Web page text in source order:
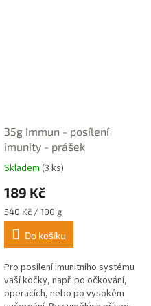
35g Immun - posílení
imunity - prášek
Průměrné
produktu
je
5,0
5
hvězdiček.
Skladem (3 ks)
189 Kč
Měrná
cena:
540 Kč / 100 g
Do košíku
Pro posílení imunitního systému
vaší kočky, např. po očkování,
operacích, nebo po vysokém